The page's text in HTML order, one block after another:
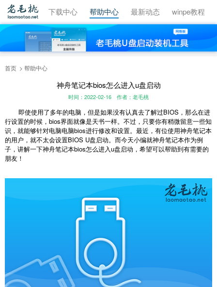
视频教程 下载中心 帮助中心 最新动态 winpe教程
首页 帮助中心
神舟笔记本bios怎么进入u盘启动
时间：2022-02-16 作者：老毛桃
即使使用了多年的电脑，但是如果没有认真去了解过BIOS，那么在进
行设置的时候，bios界面就像是天书一样。不过，只要你有稍微留意一些知
识，就能够针对电脑电脑bios进行修改和设置。最近，有位使用神舟笔记本
的用户，就不太会设置BIOS U盘启动。而今天小编就神舟笔记本作为例
子，讲解一下神舟笔记本bios怎么进入u盘启动，希望可以帮助到有需要的
朋友！